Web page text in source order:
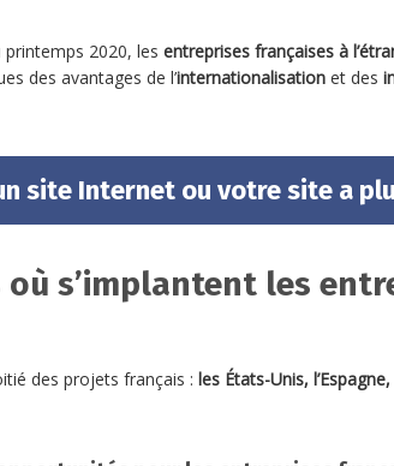
2020, les entreprises françaises à
des avantages de l’internationalisation et des
site Internet ou votre site a
où s’implantent les
des projets français : les États-Unis,